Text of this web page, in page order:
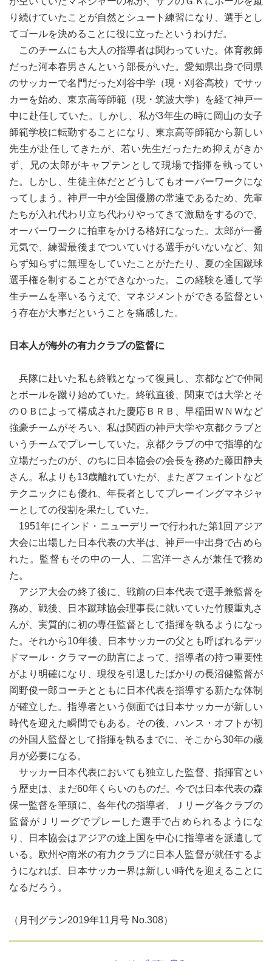
り続けていたことが自然とシュート練習になり、選手とし
てゴールを決めることに役に立ったというわけだ。
このチームにも大人の指導者は関わっていた。体育教師
だった河本春男さんという部長がいた。愛知県出身で同県
のサッカーで名門だった刈谷中学（現・刈谷高校）でサッ
カーを始め、東京高等師範（現・筑波大学）を経て神戸一
中に赴任していた。しかし、私が3年生の時に岡山の女子
師範学校に転勤することになり、東京高等師範から新しい
先生が赴任してきたが、若い先生だったため抑えがきか
ず、兄の太郎がキャプテンとして現場で指揮を執ってい
た。しかし、生徒主体だとどうしてもオーバーワークにな
ってしまう。神戸一中が全国優勝の常連であるため、先輩
たちが入れ代わり立ち代わりやってきて激励をするので、
オーバーワークに拍車をかける格好になった。太郎が一番
元気で、練習最後までついていける選手がいないなど、知
らず知らずに無理をしていたことがたたり、夏の全国蹴球
選手権を制することができなかった。この経験を通して学
生チームを率いるうえで、マネジメントができる監督とい
う存在が大事だということを痛感した。
日本人が海外の有力クラブの監督に
兵隊に赴いた私も終戦となって復員し、京都などで仲間
とボールを蹴り始めていた。終戦直後、関東では大学とそ
のＯＢによって構成された慶応ＢＲＢ、早稲田ＷＮＷなど
強豪チームがそろい、私は関西の神戸大学や京都クラブと
いうチームでプレーしていた。京都クラブの中で指導的な
立場だったのが、のちに日本協会の会長を務めた藤田静夫
さん。私よりも13歳離れていたが、またぎフェイントなど
テクニックにも優れ、年長者としてプレーイングマネジャ
ーとしての役割を果たしていた。
1951年にインド・ニューデリーで行われた第1回アジア
大会に出場した日本代表の大半は、神戸一中出身で占めら
れた。監督もその中の一人、二宮洋一さんが兼任で務め
た。
アジア大会の終了後に、戦前の日本代表で選手兼監督を
務め、戦後、日本蹴球協会理事長に就いていた竹腰重丸さ
んが、実質的に初の専任監督として指揮を執るようになっ
た。それから10年後、日本サッカーの父とも呼ばれるデッ
ドマール・クラマーの助言によって、指導者の持つ重要性
がより明確になり、現役を引退したばかりの長沼健監督が
岡野俊一郎コーチとともに日本代表を指導する新たな体制
が確立した。指導者という側面では日本サッカーが新しい
時代を迎えた瞬間でもある。その後、ハンス・オフトが初
の外国人監督として指揮を執るまでに、そこから30年の歳
月が必要になる。
サッカー日本代表においても独立した監督、指揮官とい
う歴史は、まだ60年くらいのものだ。今では日本代表の森
保一監督を筆頭に、各年代の指導者、Ｊリーグ各クラブの
監督がＪリーグでプレーした選手で占められるようにな
り、日本協会はアジアの途上国を中心に指導者を派遣して
いる。欧州や南米の有力クラブに日本人監督が就任するよ
うになれば、日本サッカー界は新しい時代を迎えることに
なるだろう。
（月刊グラン2019年11月号 No.308）